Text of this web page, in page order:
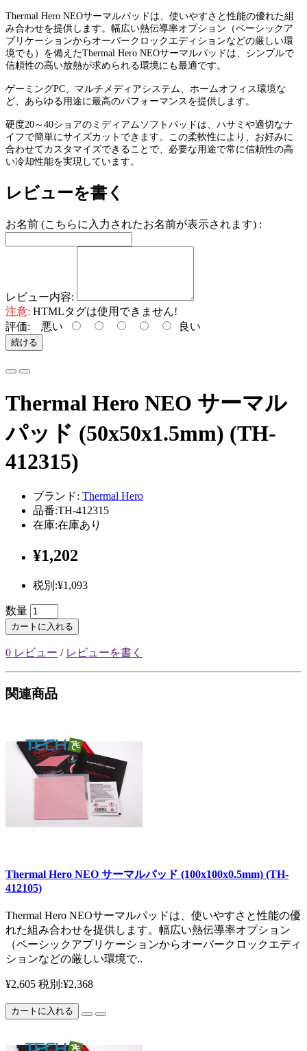
Thermal Hero NEOサーマルパッドは、使いやすさと性能の優れた組
み合わせを提供します。幅広い熱伝導率オプション（ベーシックア
プリケーションからオーバークロックエディションなどの厳しい環
境でも）を備えたThermal Hero NEOサーマルパッドは、シンプルで
信頼性の高い放熱が求められる環境にも最適です。
ゲーミングPC、マルチメディアシステム、ホームオフィス環境な
ど、あらゆる用途に最高のパフォーマンスを提供します。
硬度20～40ショアのミディアムソフトパッドは、ハサミや適切なナ
イフで簡単にサイズカットできます。この柔軟性により、お好みに
合わせてカスタマイズできることで、必要な用途で常に信頼性の高
い冷却性能を実現しています。
レビューを書く
お名前 (こちらに入力されたお名前が表示されます) :
レビュー内容:
注意: HTMLタグは使用できません!
評価: 悪い 良い
続ける
Thermal Hero NEO サーマル
パッド (50x50x1.5mm) (TH-
412315)
ブランド: Thermal Hero
品番:TH-412315
在庫:在庫あり
¥1,202
税別:¥1,093
数量
カートに入れる
0 レビュー / レビューを書く
関連商品
Thermal Hero NEO サーマルパッド (100x100x0.5mm) (TH-
412105)
Thermal Hero NEOサーマルパッドは、使いやすさと性能の優
れた組み合わせを提供します。幅広い熱伝導率オプション
（ベーシックアプリケーションからオーバークロックエディ
ションなどの厳しい環境で..
¥2,605 税別:¥2,368
カートに入れる